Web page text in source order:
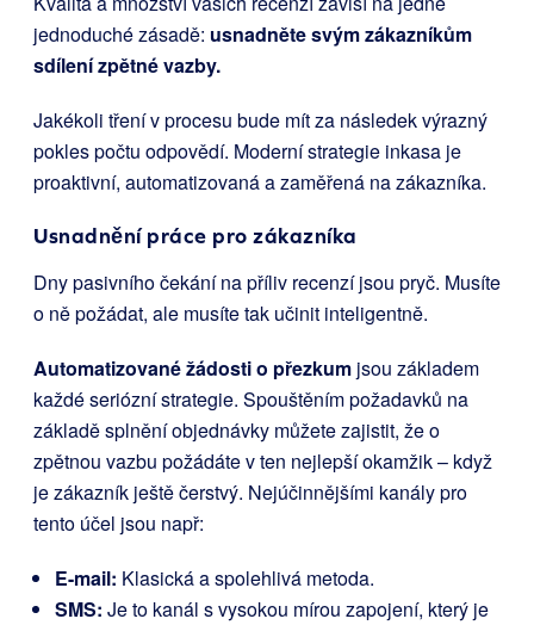
jednoduché zásadě: usnadněte svým zákazníkům
sdílení zpětné vazby.
Jakékoli tření v procesu bude mít za následek výrazný
pokles počtu odpovědí. Moderní strategie inkasa je
proaktivní, automatizovaná a zaměřená na zákazníka.
Usnadnění práce pro zákazníka
Dny pasivního čekání na příliv recenzí jsou pryč. Musíte
o ně požádat, ale musíte tak učinit inteligentně.
Automatizované žádosti o přezkum jsou základem
každé seriózní strategie. Spouštěním požadavků na
základě splnění objednávky můžete zajistit, že o
zpětnou vazbu požádáte v ten nejlepší okamžik – když
je zákazník ještě čerstvý. Nejúčinnějšími kanály pro
tento účel jsou např:
E-mail: Klasická a spolehlivá metoda.
SMS: Je to kanál s vysokou mírou zapojení, který je